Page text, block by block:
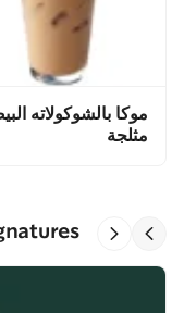
موكا بالشوكولاته
مثلجة